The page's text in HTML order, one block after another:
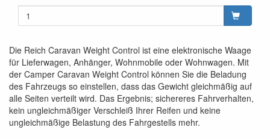
Die Reich Caravan Weight Control ist eine elektronische Waage
für Lieferwagen, Anhänger, Wohnmobile oder Wohnwagen. Mit
der Camper Caravan Weight Control können Sie die Beladung
des Fahrzeugs so einstellen, dass das Gewicht gleichmäßig auf
alle Seiten verteilt wird. Das Ergebnis; sichereres Fahrverhalten,
kein ungleichmäßiger Verschleiß Ihrer Reifen und keine
ungleichmäßige Belastung des Fahrgestells mehr.